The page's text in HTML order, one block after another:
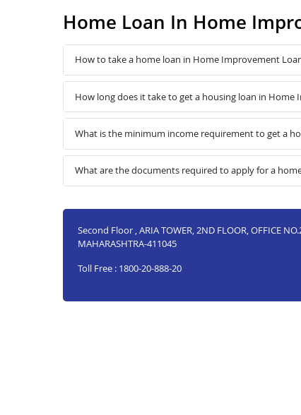
Home Loan In Home
How to take a home loan in Home Improvement
How long does it take to get a housing loan in Home
What is the minimum income requirement to get a
What are the documents required to apply for a
Second Floor , ARIA TOWER, 2ND FLOOR, OFFICE
MAHARASHTRA-411045
Toll Free : 1800-20-888-20